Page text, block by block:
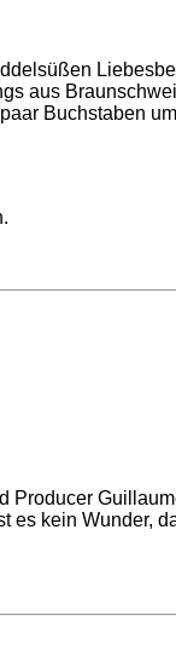
aus
Buchstaben
Producer
es kein Wunder,